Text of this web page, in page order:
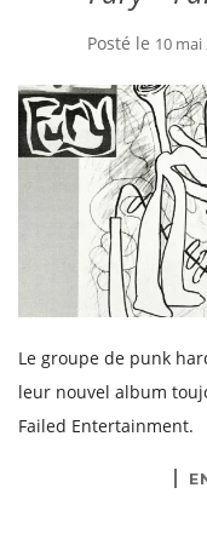
Posté le 10 mai
Le groupe de punk
leur nouvel album
Failed Entertainment.